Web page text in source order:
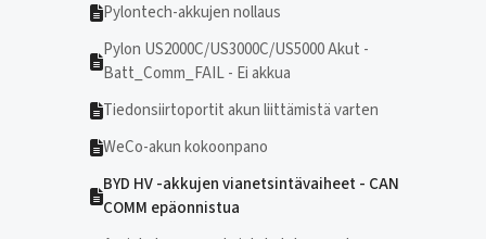
Pylontech-akkujen nollaus
Pylon US2000C/US3000C/US5000 Akut -
Batt_Comm_FAIL - Ei akkua
Tiedonsiirtoportit akun liittämistä varten
WeCo-akun kokoonpano
BYD HV -akkujen vianetsintävaiheet - CAN
COMM epäonnistua